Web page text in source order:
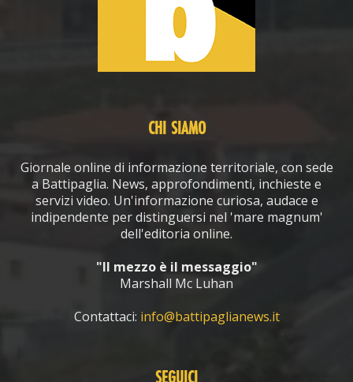
CHI SIAMO
Giornale online di informazione territoriale, con sede
a Battipaglia. News, approfondimenti, inchieste e
servizi video. Un'informazione curiosa, audace e
indipendente per distinguersi nel 'mare magnum'
dell'editoria online.
"Il mezzo è il messaggio"
Marshall Mc Luhan
Contattaci: info@battipaglianews.it